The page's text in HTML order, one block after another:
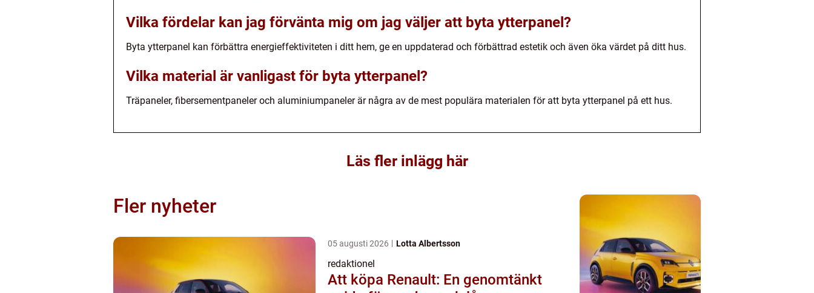
Vilka fördelar kan jag förvänta mig om jag väljer att byta ytterpanel?
Byta ytterpanel kan förbättra energieffektiviteten i ditt hem, ge en uppdaterad och förbättrad estetik och även öka värdet på ditt hus.
Vilka material är vanligast för byta ytterpanel?
Träpaneler, fibersementpaneler och aluminiumpaneler är några av de mest populära materialen för att byta ytterpanel på ett hus.
Läs fler inlägg här
Fler nyheter
05 augusti 2026 Lotta Albertsson
redaktionel
Att köpa Renault: En genomtänkt